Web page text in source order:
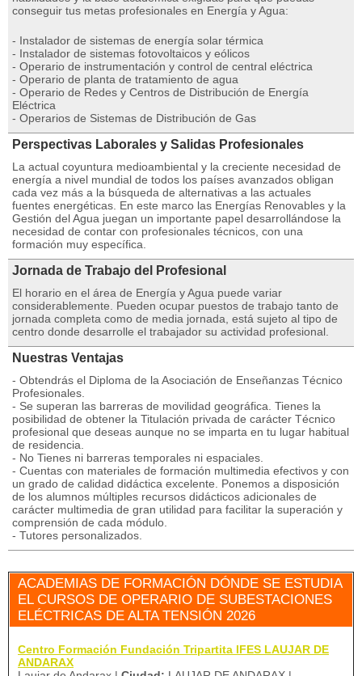
conseguir tus metas profesionales en Energía y Agua:
- Instalador de sistemas de energía solar térmica
- Instalador de sistemas fotovoltaicos y eólicos
- Operario de instrumentación y control de central eléctrica
- Operario de planta de tratamiento de agua
- Operario de Redes y Centros de Distribución de Energía
Eléctrica
- Operarios de Sistemas de Distribución de Gas
Perspectivas Laborales y Salidas Profesionales
La actual coyuntura medioambiental y la creciente necesidad de
energía a nivel mundial de todos los países avanzados obligan
cada vez más a la búsqueda de alternativas a las actuales
fuentes energéticas. En este marco las Energías Renovables y la
Gestión del Agua juegan un importante papel desarrollándose la
necesidad de contar con profesionales técnicos, con una
formación muy específica.
Jornada de Trabajo del Profesional
El horario en el área de Energía y Agua puede variar
considerablemente. Pueden ocupar puestos de trabajo tanto de
jornada completa como de media jornada, está sujeto al tipo de
centro donde desarrolle el trabajador su actividad profesional.
Nuestras Ventajas
- Obtendrás el Diploma de la Asociación de Enseñanzas Técnico
Profesionales.
- Se superan las barreras de movilidad geográfica. Tienes la
posibilidad de obtener la Titulación privada de carácter Técnico
profesional que deseas aunque no se imparta en tu lugar habitual
de residencia.
- No Tienes ni barreras temporales ni espaciales.
- Cuentas con materiales de formación multimedia efectivos y con
un grado de calidad didáctica excelente. Ponemos a disposición
de los alumnos múltiples recursos didácticos adicionales de
carácter multimedia de gran utilidad para facilitar la superación y
comprensión de cada módulo.
- Tutores personalizados.
ACADEMIAS DE FORMACIÓN DÓNDE SE ESTUDIA
EL CURSOS DE OPERARIO DE SUBESTACIONES
ELÉCTRICAS DE ALTA TENSIÓN 2026
Centro Formación Fundación Tripartita IFES LAUJAR DE
ANDARAX